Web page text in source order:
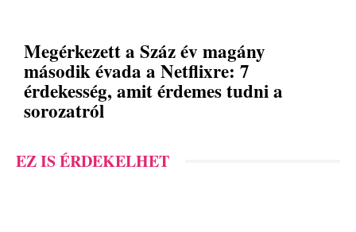
Megérkezett a Száz év magány
második évada a Netflixre: 7
érdekesség, amit érdemes tudni a
sorozatról
EZ IS ÉRDEKELHET